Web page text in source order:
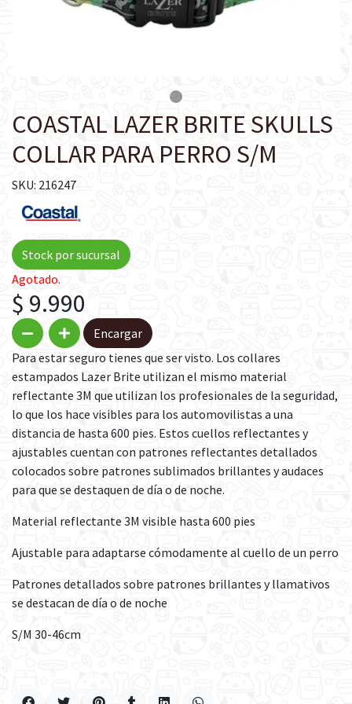
COASTAL LAZER BRITE SKULLS
COLLAR PARA PERRO S/M
SKU: 216247
Stock por sucursal
Agotado.
$ 9.990
Encargar
Para estar seguro tienes que ser visto. Los collares
estampados Lazer Brite utilizan el mismo material
reflectante 3M que utilizan los profesionales de la seguridad,
lo que los hace visibles para los automovilistas a una
distancia de hasta 600 pies. Estos cuellos reflectantes y
ajustables cuentan con patrones reflectantes detallados
colocados sobre patrones sublimados brillantes y audaces
para que se destaquen de día o de noche.
Material reflectante 3M visible hasta 600 pies
Ajustable para adaptarse cómodamente al cuello de un perro
Patrones detallados sobre patrones brillantes y llamativos
se destacan de día o de noche
S/M 30-46cm